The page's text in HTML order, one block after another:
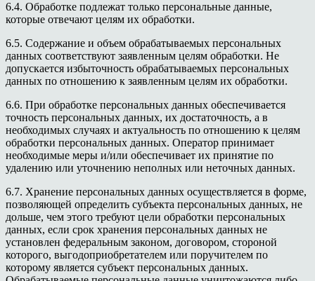
6.4. Обработке подлежат только персональные данные,
которые отвечают целям их обработки.
6.5. Содержание и объем обрабатываемых персональных
данных соответствуют заявленным целям обработки. Не
допускается избыточность обрабатываемых персональных
данных по отношению к заявленным целям их обработки.
6.6. При обработке персональных данных обеспечивается
точность персональных данных, их достаточность, а в
необходимых случаях и актуальность по отношению к целям
обработки персональных данных. Оператор принимает
необходимые меры и/или обеспечивает их принятие по
удалению или уточнению неполных или неточных данных.
6.7. Хранение персональных данных осуществляется в форме,
позволяющей определить субъекта персональных данных, не
дольше, чем этого требуют цели обработки персональных
данных, если срок хранения персональных данных не
установлен федеральным законом, договором, стороной
которого, выгодоприобретателем или поручителем по
которому является субъект персональных данных.